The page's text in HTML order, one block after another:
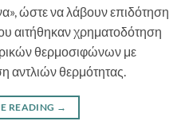
ώστε να λάβουν επιδότηση
αιτήθηκαν χρηματοδότηση
θερμοσιφώνων με
αντλιών θερμότητας.
READING →